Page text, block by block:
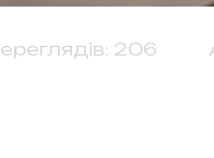
206